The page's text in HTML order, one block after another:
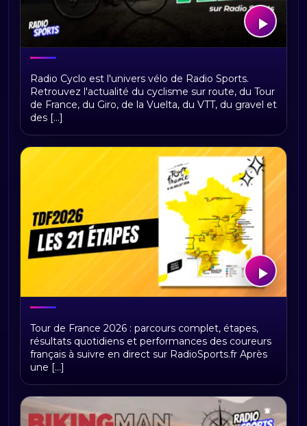
Bienvenue sur Radio Cyclo, votre
univers vélo
Radio Cyclo est l'univers vélo de Radio Sports.
Retrouvez l'actualité du cyclisme sur route, du Tour
de France, du Giro, de la Vuelta, du VTT, du gravel et
des [...]
Tour de France 2026 : présentation,
étapes et replays Radio Sports
Tour de France 2026 : parcours complet, étapes,
résultats quotidiens et performances des coureurs
français à suivre en direct sur RadioSports.fr Après
une [...]